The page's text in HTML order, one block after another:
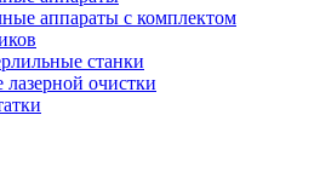
аппараты с комплектом
станки
очистки